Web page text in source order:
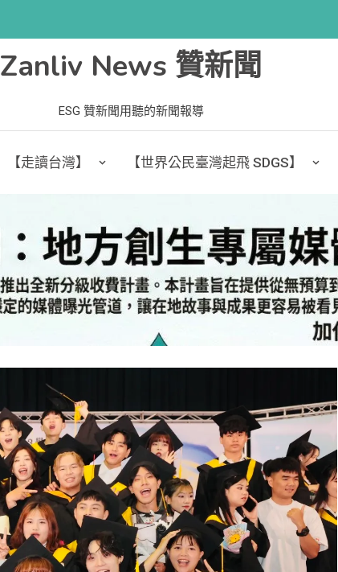
Zanliv News 贊新聞
ESG 贊新聞用聽的新聞報導
【走讀台灣】 【世界公民臺灣起飛 SDGS】